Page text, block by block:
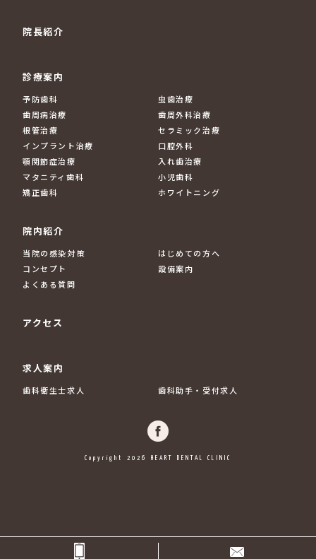
院長紹介
診療案内
予防歯科
虫歯治療
歯周病治療
歯周外科治療
根管治療
セラミック治療
インプラント治療
口腔外科
顎関節症治療
入れ歯治療
マタニティ歯科
小児歯科
矯正歯科
ホワイトニング
院内紹介
当院の感染対策
はじめての方へ
コンセプト
設備案内
よくある質問
アクセス
求人案内
歯科衛生士求人 歯科助手・受付求人
Copyright 2026 HEART DENTAL CLINIC